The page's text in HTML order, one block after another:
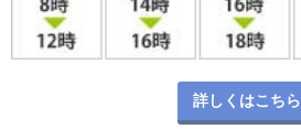
詳しくはこちら